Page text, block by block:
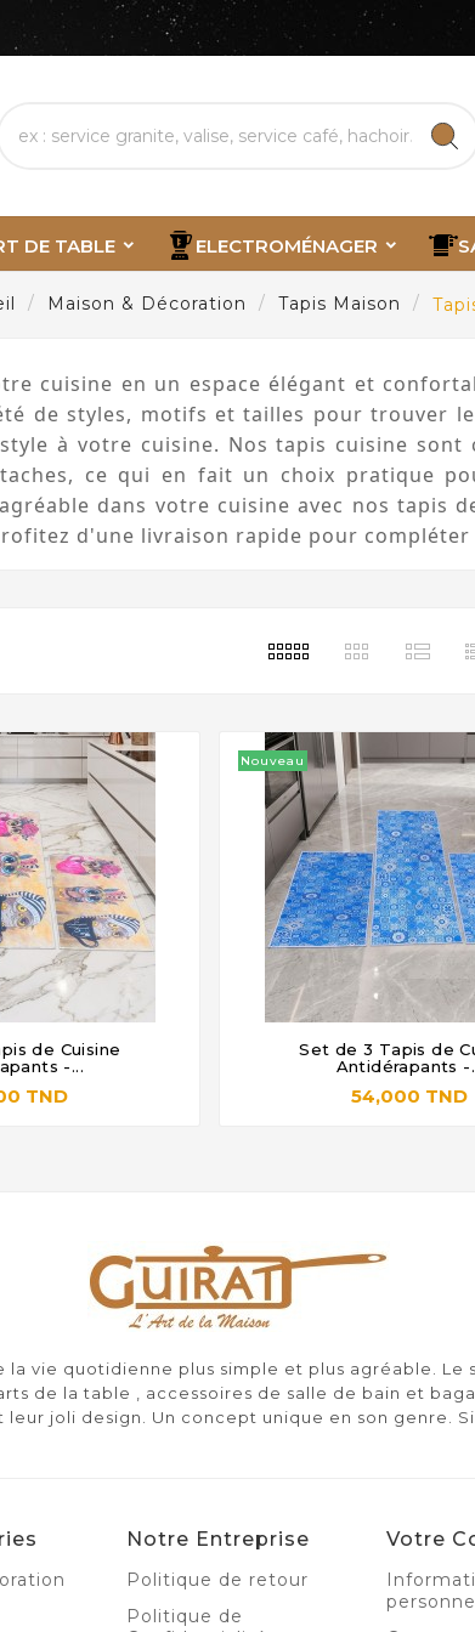
DE TABLE ELECTROMÉNAGER
Maison & Décoration Tapis Maison
cuisine en un espace élégant et
de styles, motifs et tailles pour trouver
à votre cuisine. Nos tapis cuisine
ce qui en fait un choix pratique
dans votre cuisine avec nos tapis
d'une livraison rapide pour compléter
 
de Cuisine
-...
TND
Nouveau
  
Set de 3 Tapis de
Antidérapants -
54,000 TND
la vie quotidienne plus simple et plus agréable. Le
de la table , accessoires de salle de bain et
joli design. Un concept unique en son genre.
Notre Entreprise
Politique de retour
Politique de
Votre